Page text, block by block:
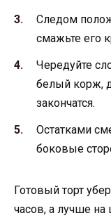
Следом
смажьте его
Чередуйте
белый корж,
закончатся.
Остатками
боковые
Готовый торт
часов, а лучше